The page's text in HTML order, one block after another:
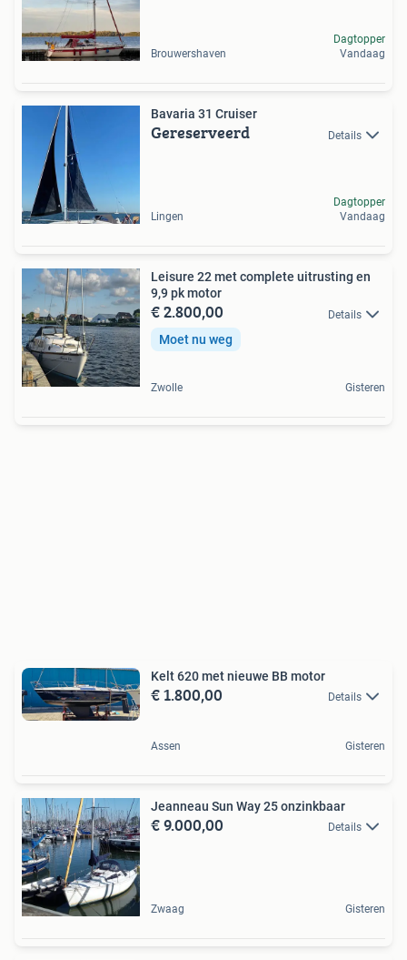
Brouwershaven
Dagtopper
Vandaag
Bavaria 31 Cruiser
Gereserveerd Details
Lingen
Dagtopper
Vandaag
Leisure 22 met complete uitrusting en
9,9 pk motor
€ 2.800,00 Details
Moet nu weg
Zwolle Gisteren
Kelt 620 met nieuwe BB motor
€ 1.800,00 Details
Assen Gisteren
Jeanneau Sun Way 25 onzinkbaar
€ 9.000,00 Details
Zwaag Gisteren